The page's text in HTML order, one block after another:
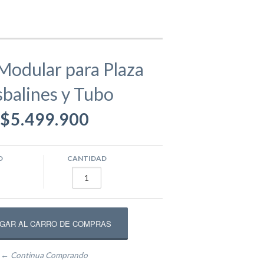
Equipamento Deportivo para Plazas
para Plaza
y Tubo
$5.499.900
CANTIDAD
← Continua Comprando